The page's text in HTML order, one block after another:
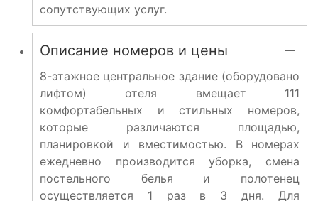
сопутствующих услуг.
Описание номеров и цены
8-этажное центральное здание (оборудовано
лифтом) отеля вмещает 111
комфортабельных и стильных номеров,
которые различаются площадью,
планировкой и вместимостью. В номерах
ежедневно производится уборка, смена
постельного белья и полотенец
осуществляется 1 раз в 3 дня. Для